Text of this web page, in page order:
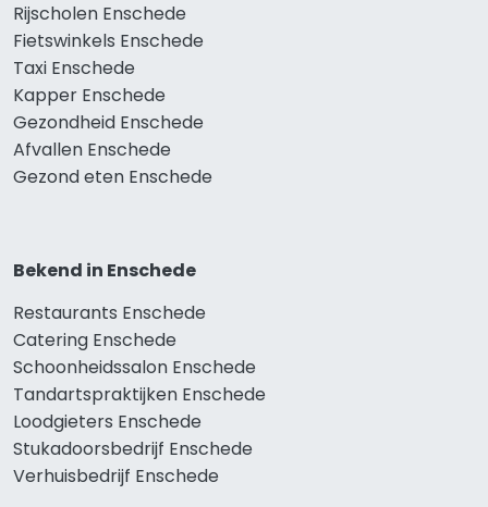
Rijscholen Enschede
Fietswinkels Enschede
Taxi Enschede
Kapper Enschede
Gezondheid Enschede
Afvallen Enschede
Gezond eten Enschede
Bekend in Enschede
Restaurants Enschede
Catering Enschede
Schoonheidssalon Enschede
Tandartspraktijken Enschede
Loodgieters Enschede
Stukadoorsbedrijf Enschede
Verhuisbedrijf Enschede